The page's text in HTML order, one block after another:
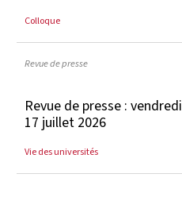
Colloque
Revue de presse
Revue de presse : vendredi
17 juillet 2026
Vie des universités